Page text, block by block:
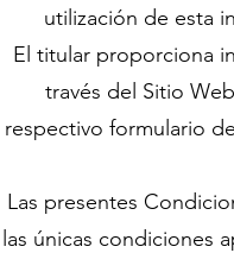
utilización de esta
El titular proporciona
través del Sitio
respectivo formulario
Las presentes
las únicas condiciones